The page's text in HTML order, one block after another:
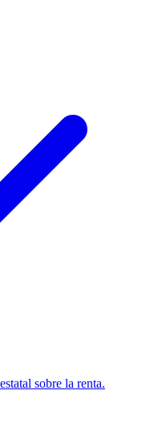
sobre la renta.